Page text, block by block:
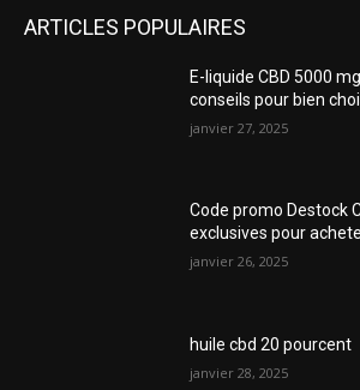
ARTICLES POPULAIRES
E-liquide CBD 5000
conseils pour bien
janvier 27, 2025
Code promo Destock
exclusives pour
janvier 26, 2025
huile cbd 20 pourcent
janvier 28, 2025